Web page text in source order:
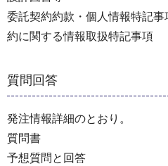
委託契約約款・個人情報特記
約に関する情報取扱特記事項
質問回答
発注情報詳細のとおり。
質問書
予想質問と回答